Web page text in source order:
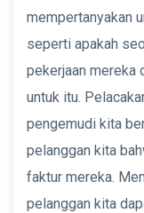
mempertanyakan
seperti apakah
pekerjaan mereka
untuk itu.
pengemudi kita
pelanggan kita
faktur mereka.
pelanggan kita